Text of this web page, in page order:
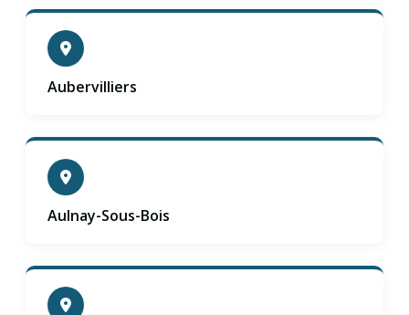
Aubervilliers
Aulnay-Sous-Bois